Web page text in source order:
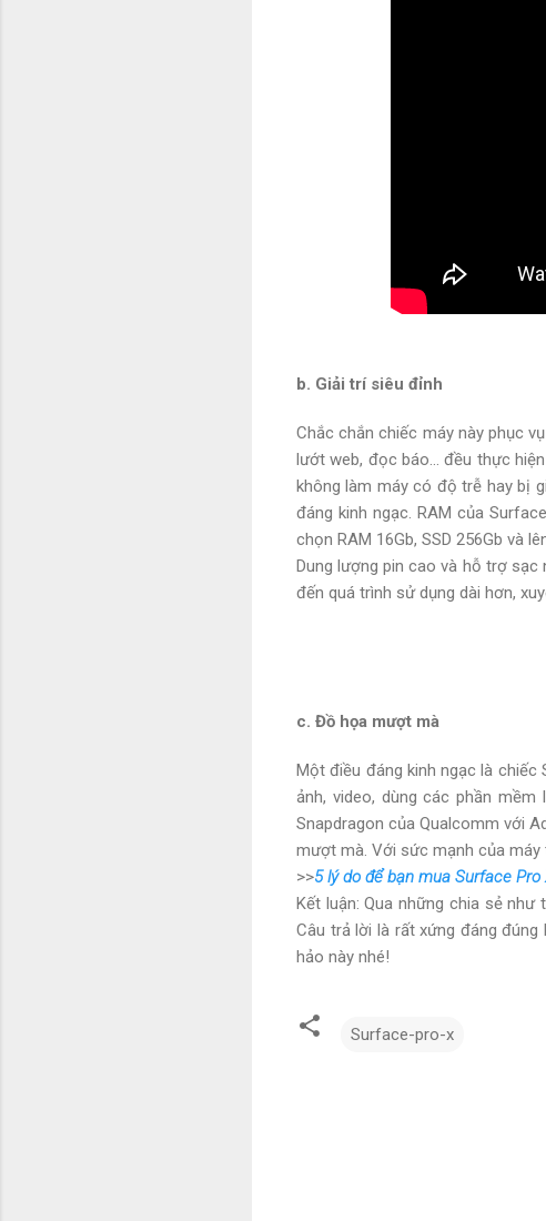
b. Giải trí siêu đỉnh
Chắc chắn chiếc máy này phục
lướt web, đọc báo... đều thực
không làm máy có độ trễ hay bị
đáng kinh ngạc. RAM của
chọn RAM 16Gb, SSD 256Gb và
Dung lượng pin cao và hỗ trợ sạc
đến quá trình sử dụng dài hơn,
c. Đồ họa mượt mà
Một điều đáng kinh ngạc là
ảnh, video, dùng các phần
Snapdragon của Qualcomm với
mượt mà. Với sức mạnh của
>>5 lý do để bạn mua Surface
Kết luận: Qua những chia sẻ
Câu trả lời là rất xứng đáng
hảo này nhé!
Surface-pro-x